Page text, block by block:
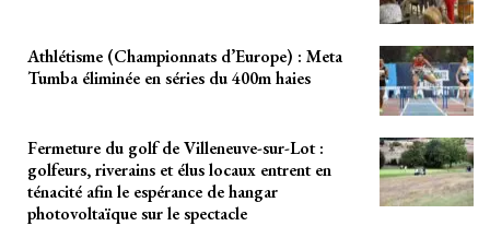
Athlétisme (Championnats d’Europe) : Meta
Tumba éliminée en séries du 400m haies
Fermeture du golf de Villeneuve-sur-Lot :
golfeurs, riverains et élus locaux entrent en
ténacité afin le espérance de hangar
photovoltaïque sur le spectacle